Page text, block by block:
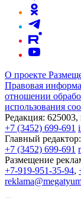
О проекте
Правовая
отношении
использования
Редакция: 625003,
+7 (3452) 699-691
Главный редактор:
+7 (3452) 699-691
Размещение
+7-919-951-35-94,